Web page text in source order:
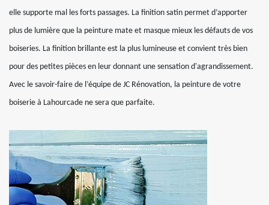
elle supporte mal les forts passages. La finition satin permet d’apporter
plus de lumière que la peinture mate et masque mieux les défauts de vos
boiseries. La finition brillante est la plus lumineuse et convient très bien
pour des petites pièces en leur donnant une sensation d'agrandissement.
Avec le savoir-faire de l’équipe de JC Rénovation, la peinture de votre
boiserie à Lahourcade ne sera que parfaite.